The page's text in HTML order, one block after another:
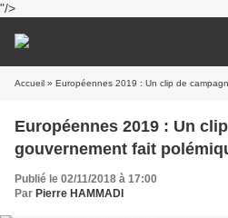
"/>
Accueil » Européennes 2019 : Un clip de
Européennes 2019 : Un
gouvernement fait
Publié le 02/11/2018 à 17:00
Par Pierre HAMMADI